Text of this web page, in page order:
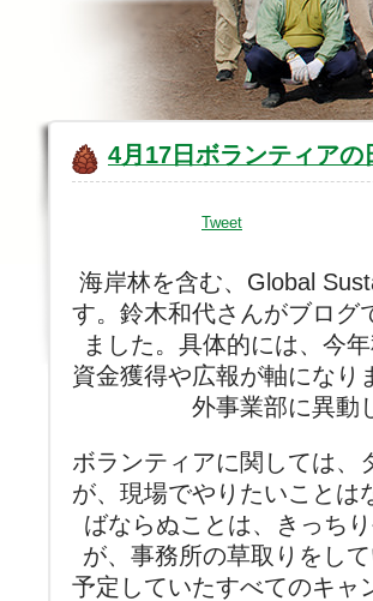
4月17日ボランティアの
Tweet
海岸林を含む、Global
す。鈴木和代さんがブログ
ました。具体的には、今
資金獲得や広報が軸になり
外事業部に異動
ボランティアに関しては、
が、現場でやりたいことは
ばならぬことは、きっち
が、事務所の草取りをし
予定していたすべてのキャ